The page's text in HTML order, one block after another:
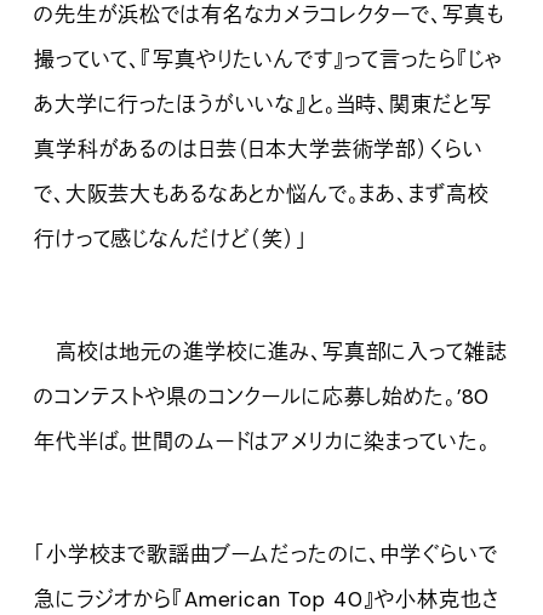
の先生が浜松では有名なカメラコレクターで、写真も
撮っていて、『写真やりたいんです』って言ったら『じゃ
あ大学に行ったほうがいいな』と。当時、関東だと写
真学科があるのは日芸（日本大学芸術学部）くらい
で、大阪芸大もあるなあとか悩んで。まあ、まず高校
行けって感じなんだけど（笑）」
高校は地元の進学校に進み、写真部に入って雑誌
のコンテストや県のコンクールに応募し始めた。’80
年代半ば。世間のムードはアメリカに染まっていた。
「小学校まで歌謡曲ブームだったのに、中学ぐらいで
急にラジオから『American Top 40』や小林克也さ